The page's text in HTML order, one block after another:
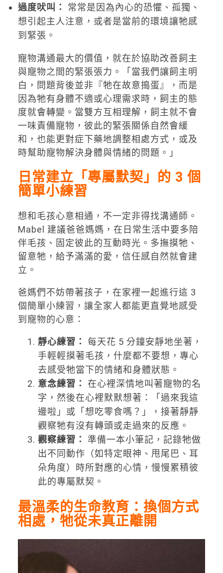
過度吠叫：
常常是因為內心的恐懼、孤獨、
想引起主人注意，或者是當前的環境讓牠感
到緊張。
寵物溝通最大的價值，就在於協助改善飼主
與寵物之間的緊張張力。「當我們讓飼主明
白，問題背後並非『牠在故意搗蛋』，而是
因為牠有身體不適或心理需求時，飼主的態
度就會轉變。當雙方互相理解，飼主就不會
一味責備寵物，彼此的緊張關係自然會緩
和，也能更對症下藥地調整相處方式，或及
時幫助寵物解決身體與情緒的問題。」
日常建立「專屬默契」的 3 個
簡單小練習
想和毛孩心意相通，不一定非得找溝通師。
Mabel 建議爸爸媽媽，在日常生活中要多陪
伴毛孩、固定彼此的互動時光。多撫摸牠、
留意牠，給予滿滿的愛，信任感自然就會建
立。
爸媽們不妨帶著孩子，在家裡一起進行這 3
個簡單小練習，讓全家人都能更直覺地感受
到寵物的心意：
靜心練習：
每天花 5 分鐘安靜地坐著，
手輕輕摸著毛孩，什麼都不要想，專心
去感受牠當下的情緒和身體狀態。
意念練習：
在心裡深情地叫著寵物的名
字，然後在心裡默默想著：「過來我這
邊啦」或「想吃零食嗎？」，接著靜靜
觀察牠有沒有轉頭或走過來的反應。
觀察練習：
準備一本小筆記，記錄牠做
出不同動作（如特定眼神、甩尾巴、耳
朵角度）時所對應的心情，慢慢累積彼
此的專屬默契。
最溫柔的生命教育：換個方式
相處，牠從未真正離開